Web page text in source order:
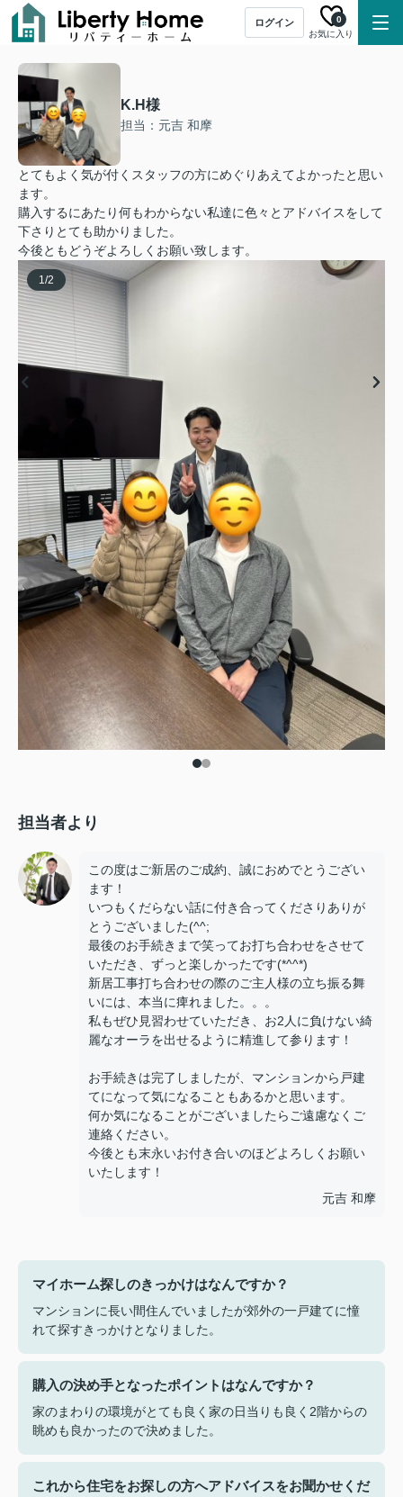
ログイン
お気に入り
0
K.H様
担当：元吉 和摩
とてもよく気が付くスタッフの方にめぐりあえてよかったと思い
ます。
購入するにあたり何もわからない私達に色々とアドバイスをして
下さりとても助かりました。
今後ともどうぞよろしくお願い致します。
1/2
担当者より
この度はご新居のご成約、誠におめでとうござい
ます！
いつもくだらない話に付き合ってくださりありが
とうございました(^^;
最後のお手続きまで笑ってお打ち合わせをさせて
いただき、ずっと楽しかったです(*^^*)
新居工事打ち合わせの際のご主人様の立ち振る舞
いには、本当に痺れました。。。
私もぜひ見習わせていただき、お2人に負けない綺
麗なオーラを出せるように精進して参ります！
お手続きは完了しましたが、マンションから戸建
てになって気になることもあるかと思います。
何か気になることがございましたらご遠慮なくご
連絡ください。
今後とも末永いお付き合いのほどよろしくお願い
いたします！
元吉 和摩
マイホーム探しのきっかけはなんですか？
マンションに長い間住んでいましたが郊外の一戸建てに憧
れて探すきっかけとなりました。
購入の決め手となったポイントはなんですか？
家のまわりの環境がとても良く家の日当りも良く2階からの
眺めも良かったので決めました。
これから住宅をお探しの方へアドバイスをお聞かせくだ